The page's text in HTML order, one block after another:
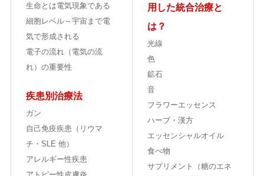
生命とは電気現象である
細胞レベル～宇宙まで電
気で形成される
電子の流れ（電気の流
れ）の重要性
疾患別治療法
ガン
自己免疫疾患（リウマ
チ・SLE 他）
アレルギー性疾患
用した統合治療と
は？
光線
色
鉱石
音
フラワーエッセンス
ハーブ・漢方
エッセンシャルオイル
食べ物
サプリメント（糖のエネ